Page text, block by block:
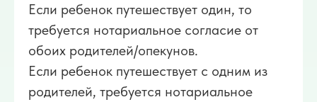
Если ребенок путешествует один, то
требуется нотариальное согласие от
обоих родителей/опекунов.
Если ребенок путешествует с одним из
родителей, требуется нотариальное